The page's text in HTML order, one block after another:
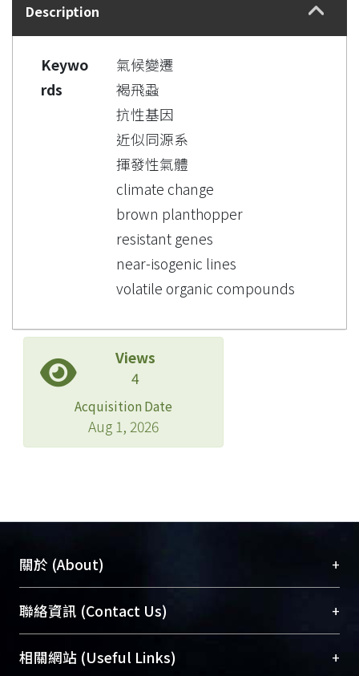
Description
Keywo
rds
氣候變遷
褐飛蝨
抗性基因
近似同源系
揮發性氣體
climate change
brown planthopper
resistant genes
near-isogenic lines
volatile organic compounds
Views
4
Acquisition Date
Aug 1, 2026
關於 (About) +
臺大位居世界頂尖大學之列，為永久珍藏及向國際
展現本校豐碩的研究成果及學術能量，圖書館整合
機構典藏（NTUR）與學術庫（AH）不同功能平
聯絡資訊 (Contact Us) +
總館學科館員(Main Library)
相關網站 (Useful Links) +